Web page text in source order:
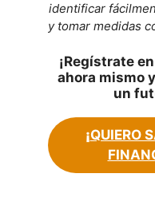
identificar
y tomar medidas
¡Regístrate
ahora mismo
un
¡QUIERO